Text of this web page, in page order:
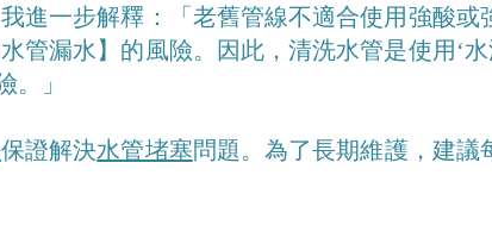
進一步解釋：「老舊管線不適合使用強酸
管漏水】的風險。因此，清洗水管是使用‘
。」
保證解決水管堵塞問題。為了長期維護，建議